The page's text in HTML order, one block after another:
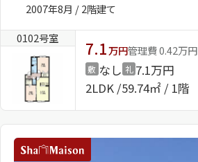
2007年8月 / 2階建て
0102号室
7.1万円管理費 0.42万円
敷 なし 礼 7.1万円
2LDK 59.74㎡ / 1階